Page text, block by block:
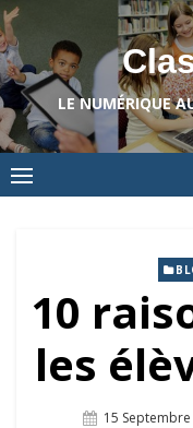
Skip
to
content
LE NUMÉRIQUE
10
les
Posted
15